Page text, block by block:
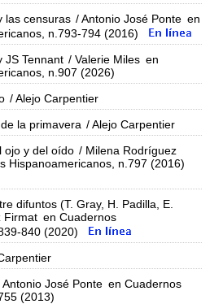
las censuras / Antonio José Ponte en
n.793-794 (2016)
JS Tennant / Valerie Miles en
n.907 (2026)
/ Alejo Carpentier
la primavera / Alejo Carpentier
ojo y del oído / Milena Rodríguez
Hispanoamericanos, n.797 (2016)
difuntos (T. Gray, H. Padilla, E.
Firmat en Cuadernos
840 (2020)
Antonio José Ponte en Cuadernos
(2013)